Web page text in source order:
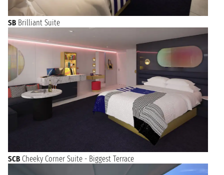
SB Brilliant Suite
SCB Cheeky Corner Suite - Biggest Terrace